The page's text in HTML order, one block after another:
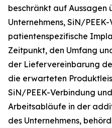
beschränkt auf Aussagen
Unternehmens, SiN/
patientenspezifische
Zeitpunkt, den Umfang
der Liefervereinbarung
die erwarteten
SiN/PEEK-Verbindung
Arbeitsabläufe in der
des Unternehmens,